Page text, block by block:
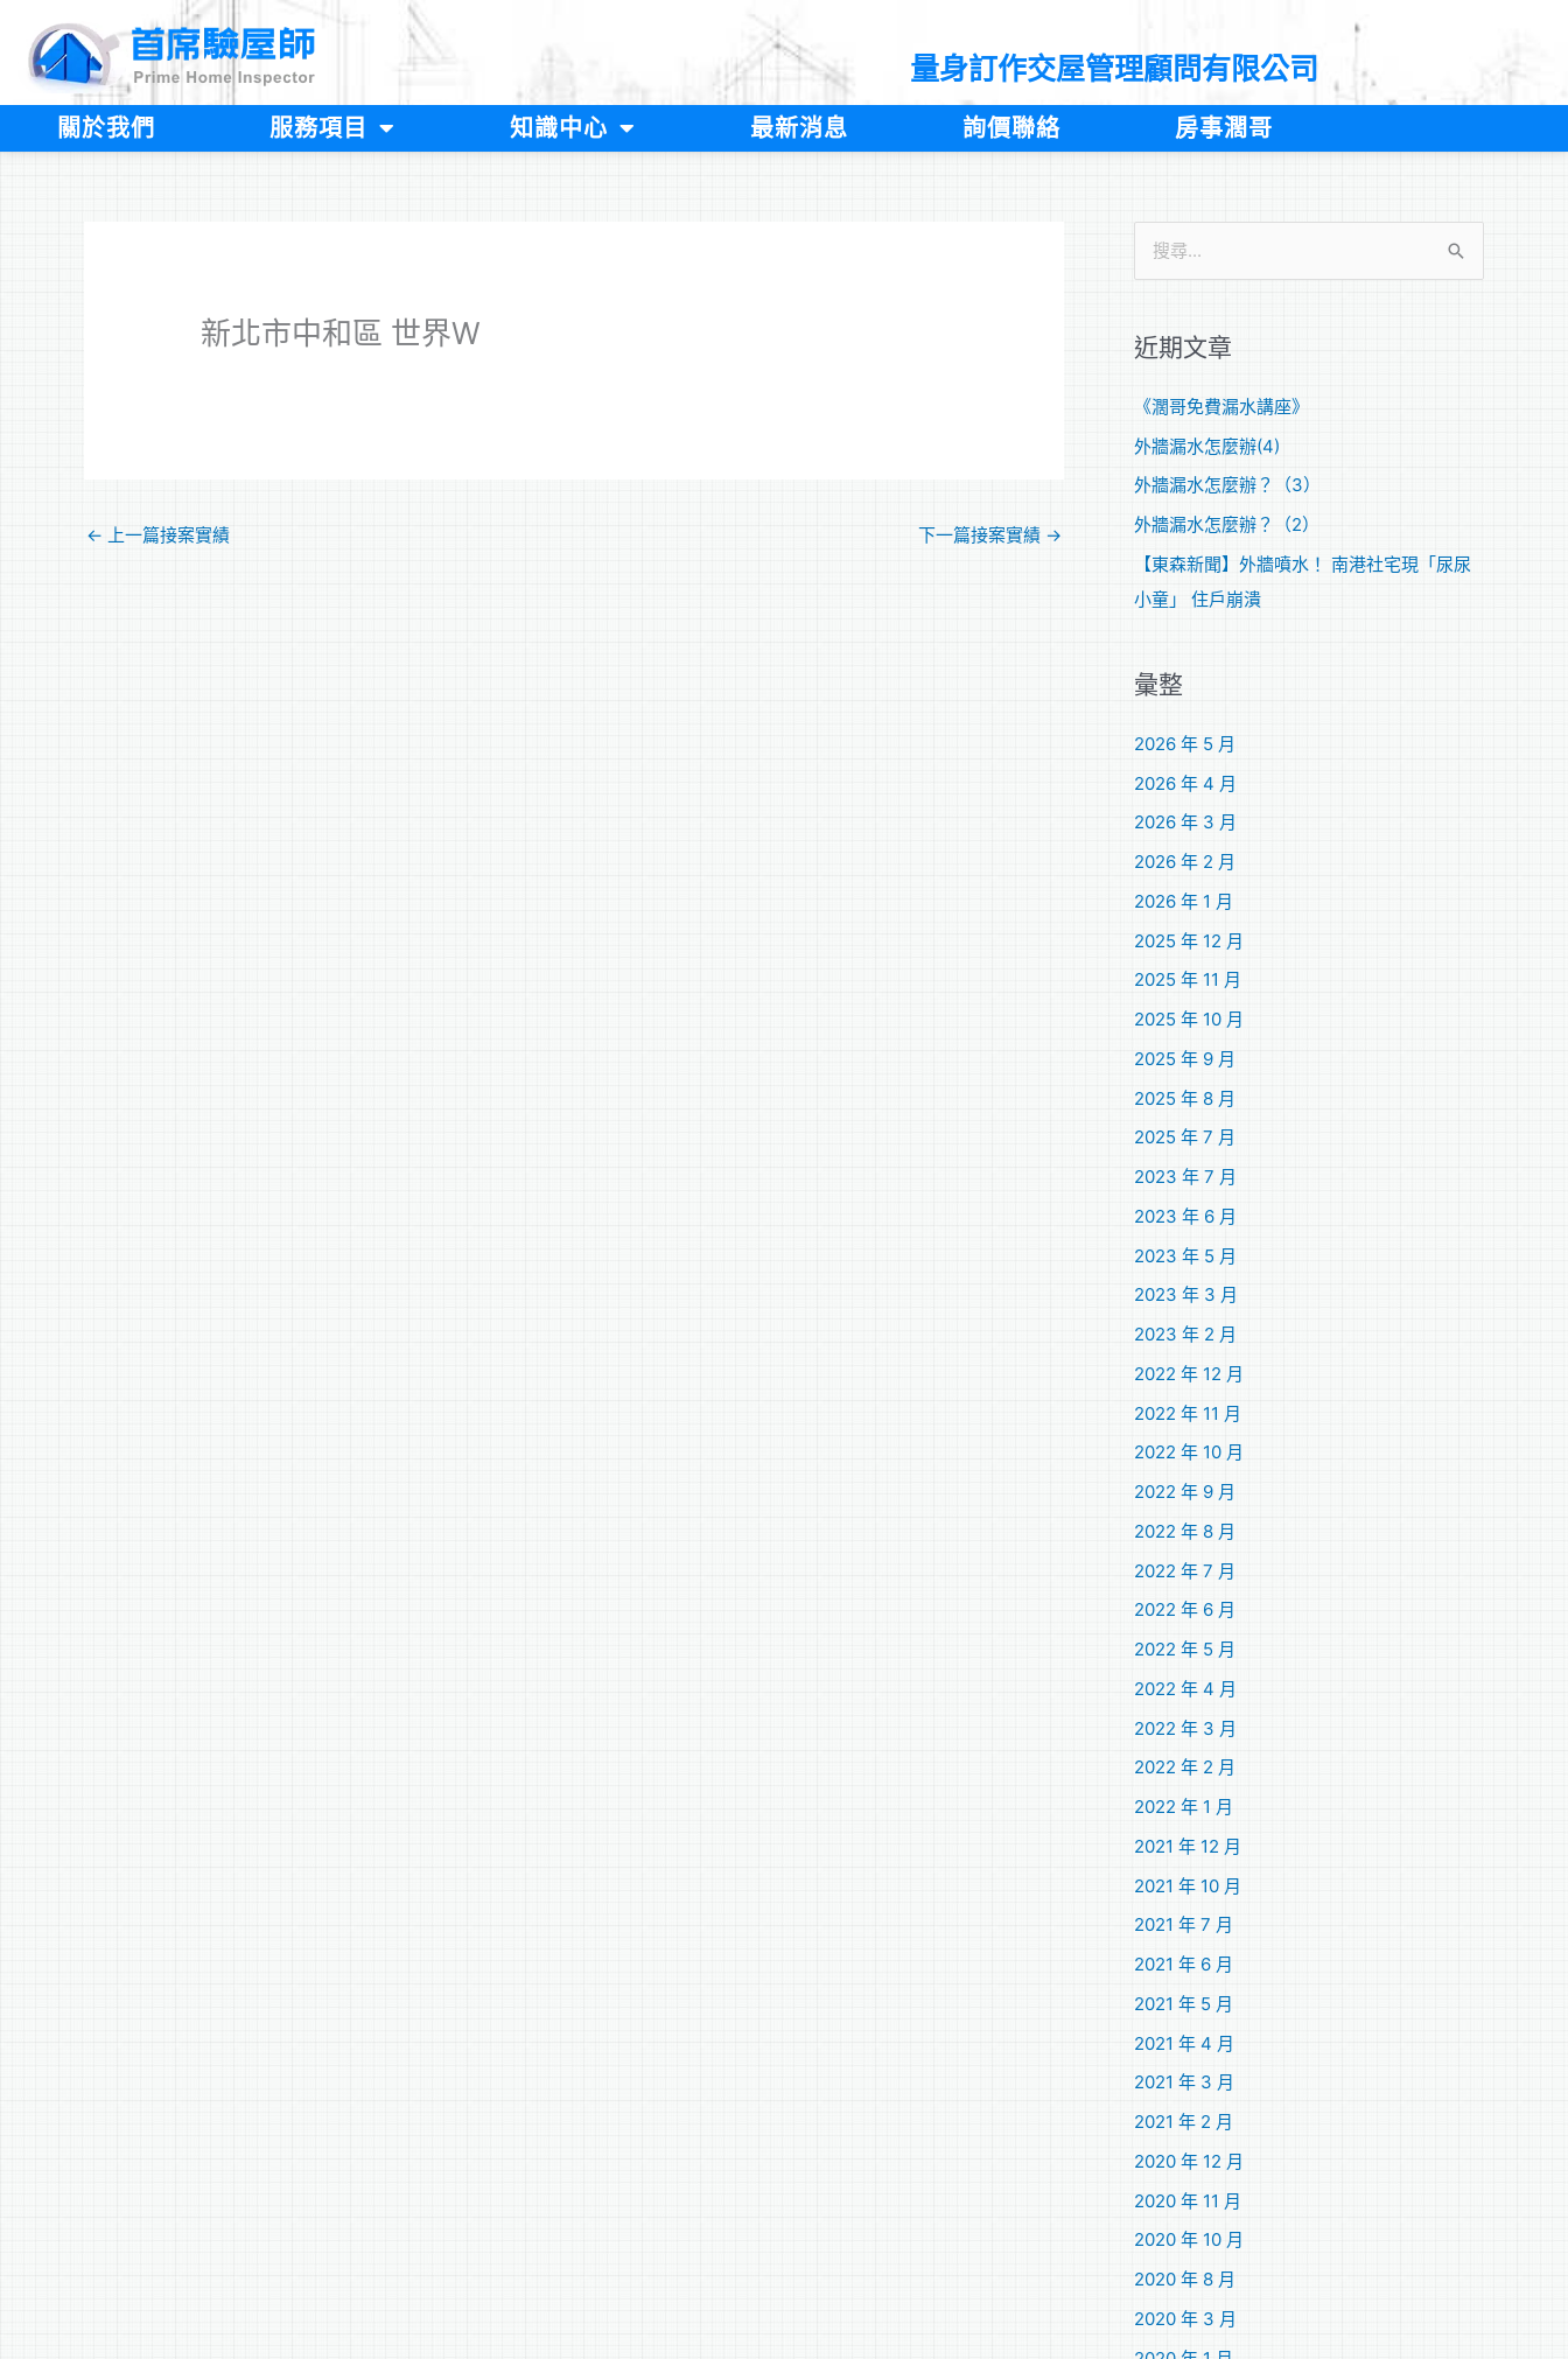
容
量身訂作交屋管理顧問有限公司
關於我們 服務項目 知識中心 最新消息 詢價聯絡 房事濶哥
新北市中和區 世界W
← 上一篇接案實績 下一篇接案實績 →
鍵
字
近期文章
《濶哥免費漏水講座》
外牆漏水怎麼辦(4)
外牆漏水怎麼辦？（3）
外牆漏水怎麼辦？（2）
【東森新聞】外牆噴水！ 南港社宅現「尿尿
小童」 住戶崩潰
彙整
2026 年 5 月
2026 年 4 月
2026 年 3 月
2026 年 2 月
2026 年 1 月
2025 年 12 月
2025 年 11 月
2025 年 10 月
2025 年 9 月
2025 年 8 月
2025 年 7 月
2023 年 7 月
2023 年 6 月
2023 年 5 月
2023 年 3 月
2023 年 2 月
2022 年 12 月
2022 年 11 月
2022 年 10 月
2022 年 9 月
2022 年 8 月
2022 年 7 月
2022 年 6 月
2022 年 5 月
2022 年 4 月
2022 年 3 月
2022 年 2 月
2022 年 1 月
2021 年 12 月
2021 年 10 月
2021 年 7 月
2021 年 6 月
2021 年 5 月
2021 年 4 月
2021 年 3 月
2021 年 2 月
2020 年 12 月
2020 年 11 月
2020 年 10 月
2020 年 8 月
2020 年 3 月